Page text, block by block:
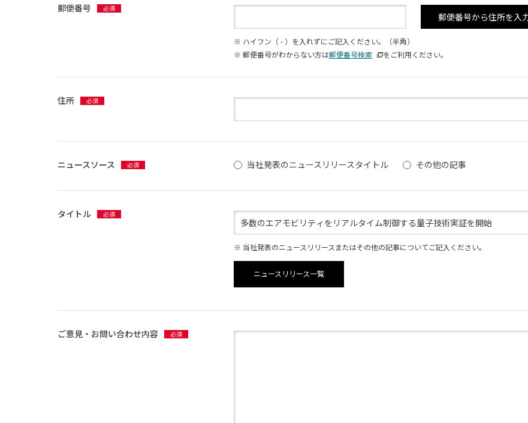
郵便番号
郵便番号から住所を入
※ ハイフン（ - ）を入れずにご記入ください。（半角）
※ 郵便番号がわからない方は郵便番号検索 をご利用ください。
住所
ニュースソース 当社発表のニュースリリースタイトル その他の記事
タイトル
※ 当社発表のニュースリリースまたはその他の記事についてご記入ください。
ニュースリリース一覧
ご意見・お問い合わせ内容